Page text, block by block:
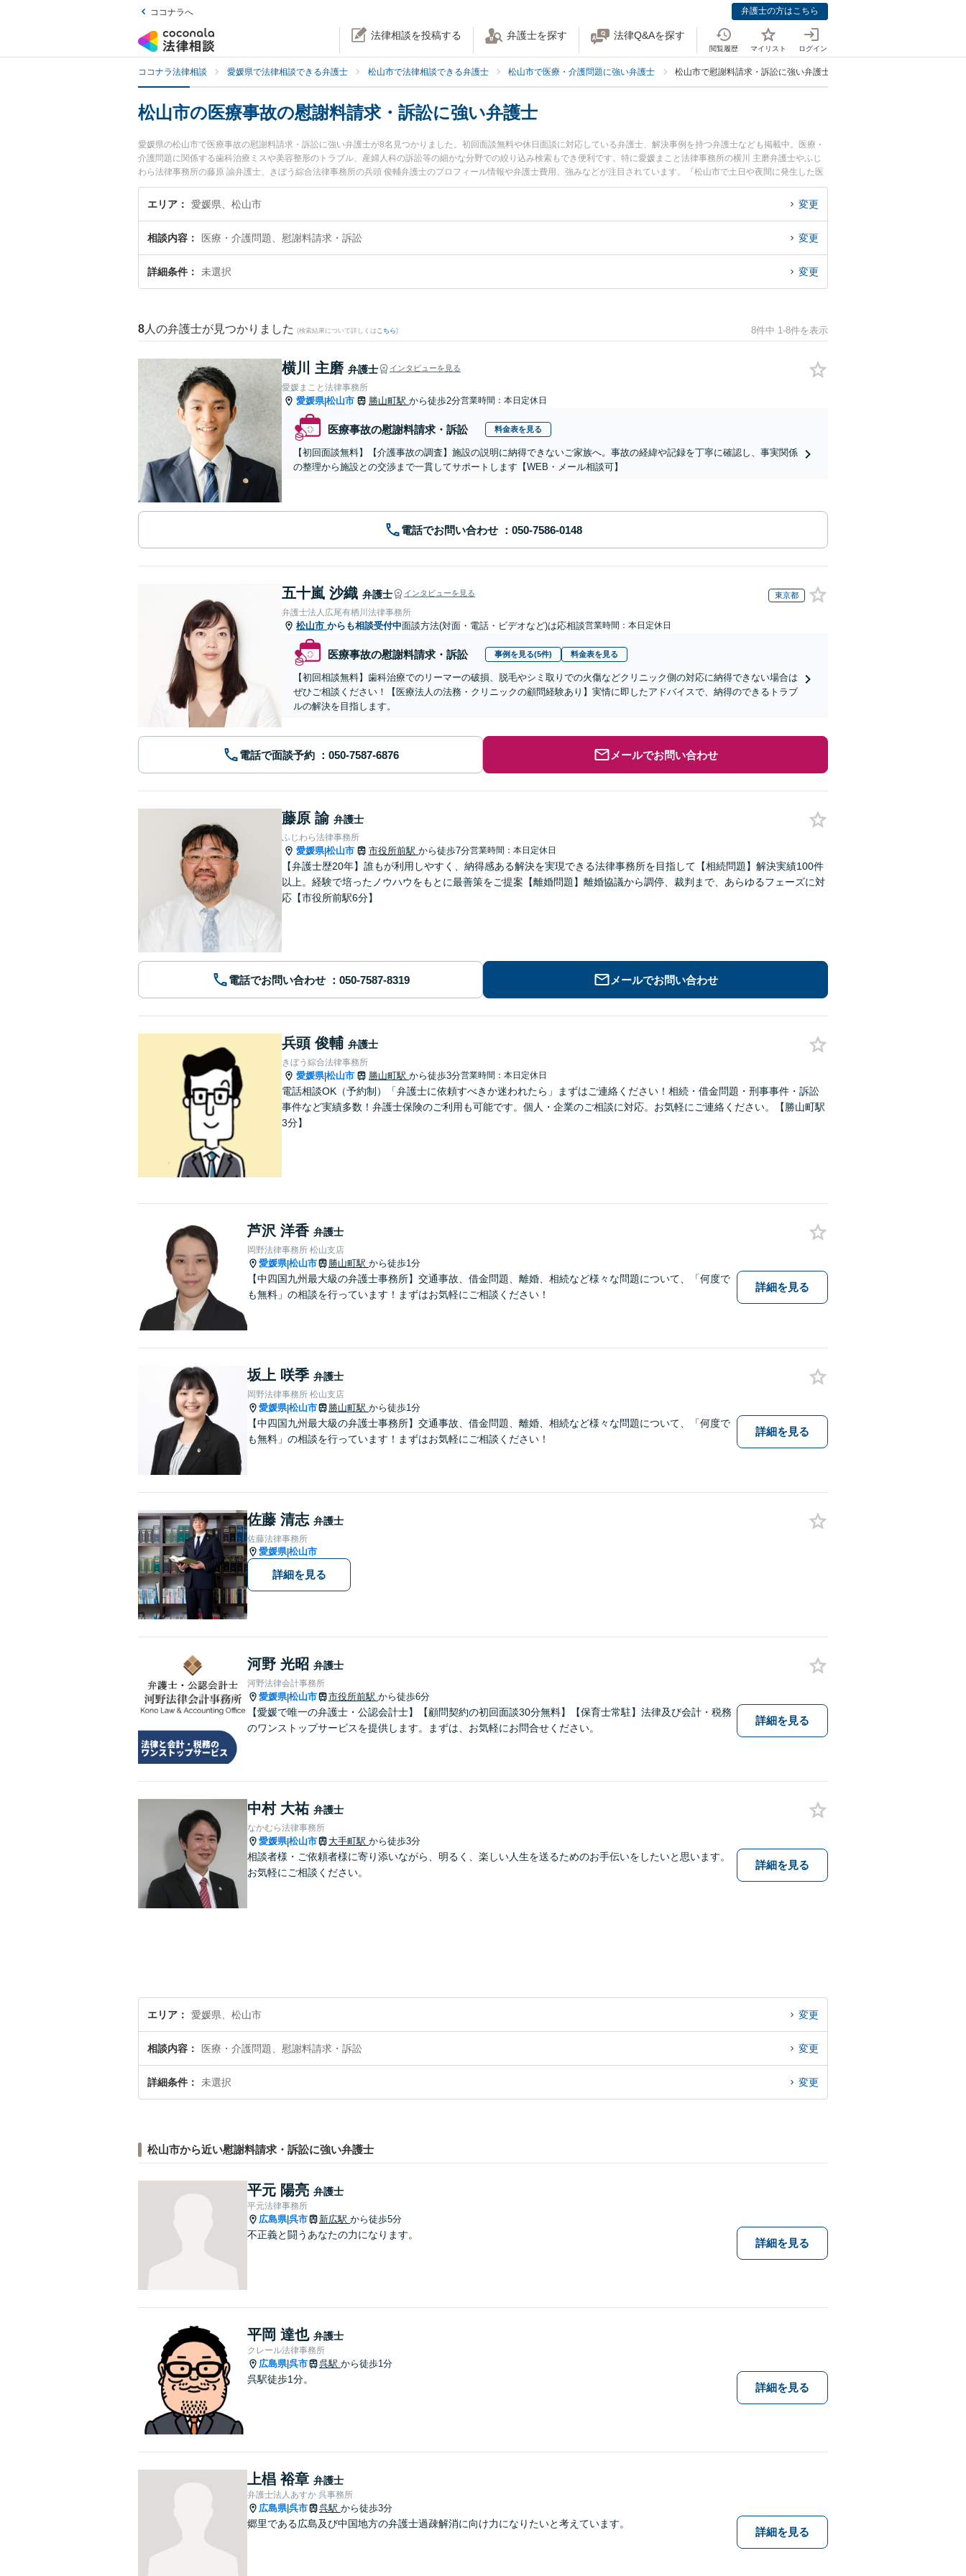
ココナラへ 弁護士の方はこちら
法律相談を投稿する 弁護士を探す 法律Q&Aを探す
閲覧履歴 マイリスト ログイン
ココナラ法律相談 愛媛県で法律相談できる弁護士 松山市で法律相談できる弁護士 松山市で医療・介護問題に強い弁護士 松山市で慰謝料請求・訴訟に強い弁護士
松山市の医療事故の慰謝料請求・訴訟に強い弁護士
愛媛県の松山市で医療事故の慰謝料請求・訴訟に強い弁護士が8名見つかりました。初回面談無料や休日面談に対応している弁護士、解決事例を持つ弁護士なども掲載中。医療・
介護問題に関係する歯科治療ミスや美容整形のトラブル、産婦人科の訴訟等の細かな分野での絞り込み検索もでき便利です。特に愛媛まこと法律事務所の横川 主磨弁護士やふじ
わら法律事務所の藤原 諭弁護士、きぼう綜合法律事務所の兵頭 俊輔弁護士のプロフィール情報や弁護士費用、強みなどが注目されています。『松山市で土日や夜間に発生した医
療事故の慰謝料請求・訴訟のトラブルを今すぐに弁護士に相談したい』『医療事故の慰謝料請求・訴訟のトラブル解決の実績豊富な近くの弁護士を検索したい』『初回相談無料で
医療事故の慰謝料請求・訴訟を法律相談できる松山市内の弁護士に相談予約したい』などでお困りの相談者さんにおすすめです。
エリア 愛媛県、松山市 変更
相談内容 医療・介護問題、慰謝料請求・訴訟 変更
詳細条件 未選択 変更
8 人の弁護士が見つかりました (検索結果について詳しくは こちら) 8件中 1-8件を表示
横川 主磨 弁護士 インタビューを見る
愛媛まこと法律事務所
愛媛県|松山市 勝山町駅 から徒歩2分営業時間：本日定休日
医療事故の慰謝料請求・訴訟 料金表を見る
【初回面談無料】【介護事故の調査】施設の説明に納得できないご家族へ。事故の経緯や記録を丁寧に確認し、事実関係
の整理から施設との交渉まで一貫してサポートします【WEB・メール相談可】
電話でお問い合わせ
五十嵐 沙織 弁護士 インタビューを見る 東京都
弁護士法人広尾有栖川法律事務所
松山市 からも相談受付中面談方法(対面・電話・ビデオなど)は応相談営業時間：本日定休日
医療事故の慰謝料請求・訴訟 事例を見る(5件) 料金表を見る
【初回相談無料】歯科治療でのリーマーの破損、脱毛やシミ取りでの火傷などクリニック側の対応に納得できない場合は
ぜひご相談ください！【医療法人の法務・クリニックの顧問経験あり】実情に即したアドバイスで、納得のできるトラブ
ルの解決を目指します。
電話で面談予約 メールでお問い合わせ
藤原 諭 弁護士
ふじわら法律事務所
愛媛県|松山市 市役所前駅 から徒歩7分営業時間：本日定休日
【弁護士歴20年】誰もが利用しやすく、納得感ある解決を実現できる法律事務所を目指して【相続問題】解決実績100件
以上。経験で培ったノウハウをもとに最善策をご提案【離婚問題】離婚協議から調停、裁判まで、あらゆるフェーズに対
応【市役所前駅6分】
電話でお問い合わせ メールでお問い合わせ
兵頭 俊輔 弁護士
きぼう綜合法律事務所
愛媛県|松山市 勝山町駅 から徒歩3分営業時間：本日定休日
電話相談OK（予約制）「弁護士に依頼すべきか迷われたら」まずはご連絡ください！相続・借金問題・刑事事件・訴訟
事件など実績多数！弁護士保険のご利用も可能です。個人・企業のご相談に対応。お気軽にご連絡ください。【勝山町駅
3分】
芦沢 洋香 弁護士
岡野法律事務所 松山支店
愛媛県|松山市 勝山町駅 から徒歩1分
【中四国九州最大級の弁護士事務所】交通事故、借金問題、離婚、相続など様々な問題について、「何度で
も無料」の相談を行っています！まずはお気軽にご相談ください！
詳細を見る
坂上 咲季 弁護士
岡野法律事務所 松山支店
愛媛県|松山市 勝山町駅 から徒歩1分
【中四国九州最大級の弁護士事務所】交通事故、借金問題、離婚、相続など様々な問題について、「何度で
も無料」の相談を行っています！まずはお気軽にご相談ください！
詳細を見る
佐藤 清志 弁護士
佐藤法律事務所
愛媛県|松山市
詳細を見る
河野 光昭 弁護士
河野法律会計事務所
愛媛県|松山市 市役所前駅 から徒歩6分
【愛媛で唯一の弁護士・公認会計士】【顧問契約の初回面談30分無料】【保育士常駐】法律及び会計・税務
のワンストップサービスを提供します。まずは、お気軽にお問合せください。
詳細を見る
中村 大祐 弁護士
なかむら法律事務所
愛媛県|松山市 大手町駅 から徒歩3分
相談者様・ご依頼者様に寄り添いながら、明るく、楽しい人生を送るためのお手伝いをしたいと思います。
お気軽にご相談ください。
詳細を見る
エリア 愛媛県、松山市 変更
相談内容 医療・介護問題、慰謝料請求・訴訟 変更
詳細条件 未選択 変更
松山市から近い慰謝料請求・訴訟に強い弁護士
平元 陽亮 弁護士
平元法律事務所
広島県|呉市 新広駅 から徒歩5分
不正義と闘うあなたの力になります。
詳細を見る
平岡 達也 弁護士
クレール法律事務所
広島県|呉市 呉駅 から徒歩1分
呉駅徒歩1分。
詳細を見る
上椙 裕章 弁護士
弁護士法人あすか 呉事務所
広島県|呉市 呉駅 から徒歩3分
郷里である広島及び中国地方の弁護士過疎解消に向け力になりたいと考えています。
詳細を見る